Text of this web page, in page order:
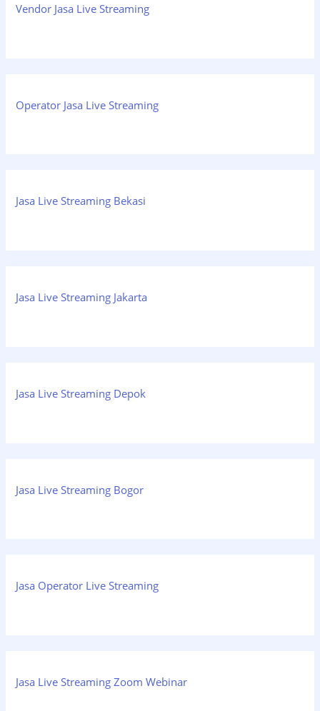
Vendor Jasa Live Streaming
Operator Jasa Live Streaming
Jasa Live Streaming Bekasi
Jasa Live Streaming Jakarta
Jasa Live Streaming Depok
Jasa Live Streaming Bogor
Jasa Operator Live Streaming
Jasa Live Streaming Zoom Webinar